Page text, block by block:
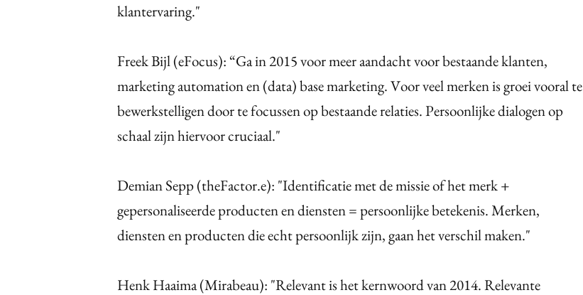
klantervaring."
Freek Bijl (eFocus): “Ga in 2015 voor meer aandacht voor bestaande klanten,
marketing automation en (data) base marketing. Voor veel merken is groei vooral te
bewerkstelligen door te focussen op bestaande relaties. Persoonlijke dialogen op
schaal zijn hiervoor cruciaal."
Demian Sepp (theFactor.e): "Identificatie met de missie of het merk +
gepersonaliseerde producten en diensten = persoonlijke betekenis. Merken,
diensten en producten die echt persoonlijk zijn, gaan het verschil maken."
Henk Haaima (Mirabeau): "Relevant is het kernwoord van 2014. Relevante